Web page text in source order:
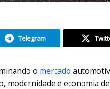
Telegram
o mercado
modernidade e economia